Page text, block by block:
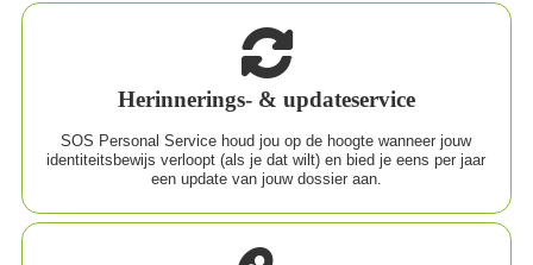
Herinnerings- & updateservice
SOS Personal Service houd jou op de hoogte wanneer jouw
identiteitsbewijs verloopt (als je dat wilt) en bied je eens per jaar
een update van jouw dossier aan.